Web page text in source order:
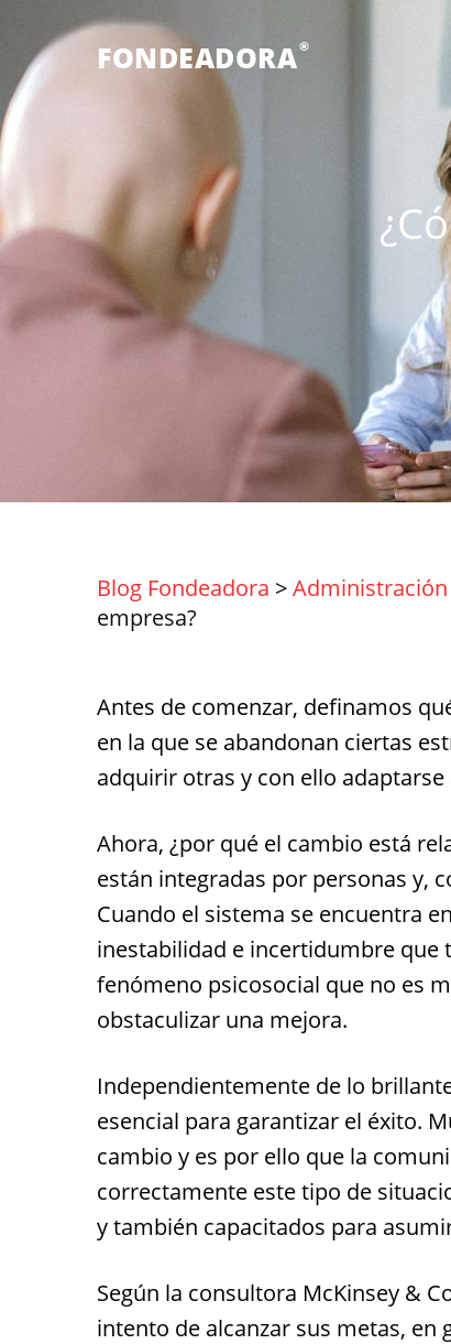
FONDEADORA®
Blog Fondeadora >Administración
empresa?
Antes de comenzar, definamos
en la que se abandonan ciertas
adquirir otras y con ello
Ahora, ¿por qué el cambio está
están integradas por personas y,
Cuando el sistema se encuentra
inestabilidad e incertidumbre que
fenómeno psicosocial que no es
obstaculizar una mejora.
Independientemente de lo
esencial para garantizar el éxito.
cambio y es por ello que la
correctamente este tipo de
y también capacitados para
Según la consultora McKinsey &
intento de alcanzar sus metas, en